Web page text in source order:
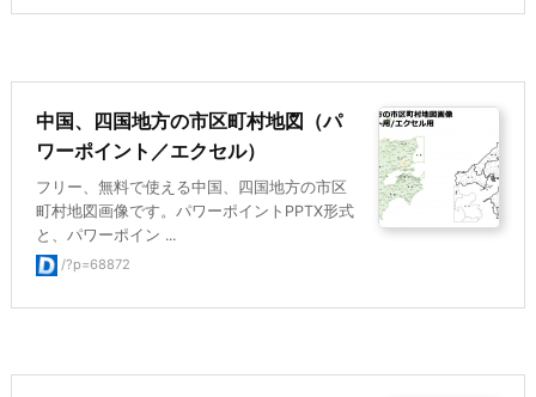
中国、四国地方の市区町村地図（パ
ワーポイント／エクセル）
フリー、無料で使える中国、四国地方の市区
町村地図画像です。パワーポイントPPTX形式
と、パワーポイン ...
/?p=68872